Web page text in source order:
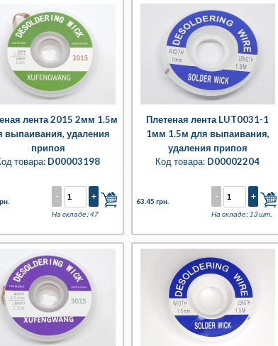
лента 2015 2мм 1.5м
выпаивания, удаления
припоя
товара: D00003198
- +
На складе: 47
Плетеная лента LUT0031-1
1мм 1.5м для выпаивания,
удаления припоя
Код товара: D00002204
63.45 грн. - +
На складе: 13 шт.